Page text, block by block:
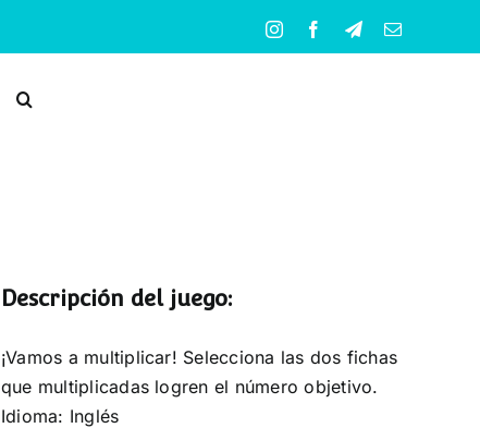
InstagramFacebookTelegramCorreo
Descripción del juego:
¡Vamos a multiplicar! Selecciona las dos fichas
que multiplicadas logren el número objetivo.
Idioma: Inglés